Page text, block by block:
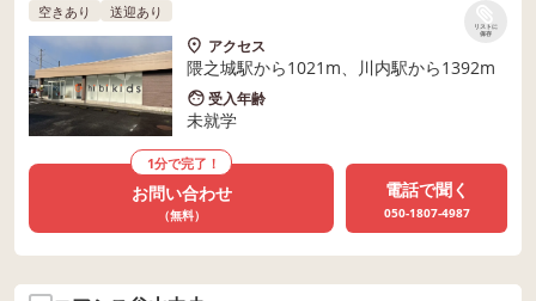
リストに
保存
空きあり 送迎あり
アクセス
隈之城駅から1021m、川内駅から1392m
受入年齢
未就学
1分で完了！
お問い合わせ
（無料）
電話で聞く
050-1807-4987